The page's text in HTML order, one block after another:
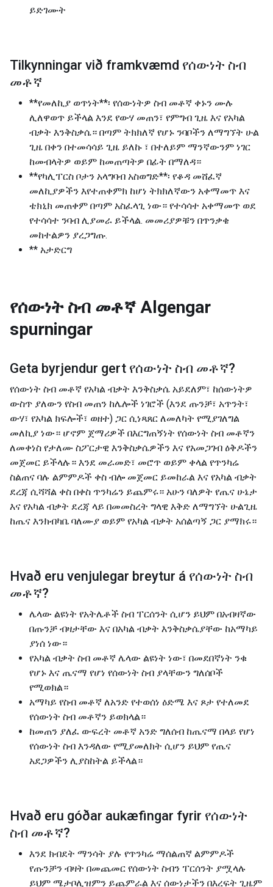
ይድገሙት
Tilkynningar við framkvæmd የሰውነት ስብ
መቶኛ
**የመለኪያ ወጥነት**፡ የሰውነትዎ ስብ መቶኛ ቀኑን ሙሉ
ሊለዋወጥ ይችላል እንደ የውሃ መጠን፣ የምግብ ጊዜ እና የአካል
ብቃት እንቅስቃሴ። በጣም ትክክለኛ የሆኑ ንባቦችን ለማግኘት ሁል
ጊዜ በቀን በተመሳሳይ ጊዜ ይለኩ ፣ በተለይም ማንኛውንም ነገር
ከመብላትዎ ወይም ከመጠጣትዎ በፊት በማለዳ።
**የካሊፐርስ ቦታን አላግባብ አስወግድ**፡ የቆዳ መሸፈኛ
መለኪያዎችን እየተጠቀምክ ከሆነ ትክክለኛውን አቀማመጥ እና
ቴክኒክ መጠቀም በጣም አስፈላጊ ነው። የተሳሳተ አቀማመጥ ወደ
የተሳሳተ ንባብ ሊያመራ ይችላል. መመሪያዎቹን በጥንቃቄ
መከተልዎን ያረጋግጡ.
** አታድርግ
የሰውነት ስብ መቶኛ Algengar
spurningar
Geta byrjendur gert የሰውነት ስብ መቶኛ?
የሰውነት ስብ መቶኛ የአካል ብቃት እንቅስቃሴ አይደለም፣ ከሰውነትዎ
ውስጥ ያለውን የስብ መጠን ከሌሎች ነገሮች (እንደ ጡንቻ፣ አጥንት፣
ውሃ፣ የአካል ክፍሎች፣ ወዘተ) ጋር ሲነጻጸር ለመለካት የሚያገለግል
መለኪያ ነው። ሆኖም ጀማሪዎች በእርግጠኝነት የሰውነት ስብ መቶኛን
ለመቀነስ የታለሙ ስፖርታዊ እንቅስቃሴዎችን እና የአመጋገብ ዕቅዶችን
መጀመር ይችላሉ። እንደ መራመድ፣ መሮጥ ወይም ቀላል የጥንካሬ
ስልጠና ባሉ ልምምዶች ቀስ ብሎ መጀመር ይመከራል እና የአካል ብቃት
ደረጃ ሲሻሻል ቀስ በቀስ ጥንካሬን ይጨምሩ። አሁን ባለዎት የጤና ሁኔታ
እና የአካል ብቃት ደረጃ ላይ በመመስረት ግላዊ እቅድ ለማግኘት ሁልጊዜ
ከጤና እንክብካቤ ባለሙያ ወይም የአካል ብቃት አሰልጣኝ ጋር ያማክሩ።
Hvað eru venjulegar breytur á የሰውነት ስብ
መቶኛ?
ሌላው ልዩነት የአትሌቶች ስብ ፐርሰንት ሲሆን ይህም በአብዛኛው
በጡንቻ ብዛታቸው እና በአካል ብቃት እንቅስቃሴያቸው ከአማካይ
ያነሰ ነው።
የአካል ብቃት ስብ መቶኛ ሌላው ልዩነት ነው፣ በመደበኛነት ንቁ
የሆኑ እና ጤናማ የሆነ የሰውነት ስብ ያላቸውን ግለሰቦች
የሚወክል።
አማካይ የስብ መቶኛ ለአንድ የተወሰነ ዕድሜ እና ጾታ የተለመደ
የሰውነት ስብ መቶኛን ይወክላል።
ከመጠን ያለፈ ውፍረት መቶኛ አንድ ግለሰብ ከጤናማ በላይ የሆነ
የሰውነት ስብ እንዳለው የሚያመለክት ሲሆን ይህም የጤና
አደጋዎችን ሊያስከትል ይችላል።
Hvað eru góðar aukæfingar fyrir የሰውነት
ስብ መቶኛ?
እንደ ክብደት ማንሳት ያሉ የጥንካሬ ማሰልጠኛ ልምምዶች
የጡንቻን ብዛት በመጨመር የሰውነት ስብን ፐርሰንት ያሟላሉ
ይህም ሜታቦሊዝምን ይጨምራል እና ሰውነታችን በእረፍት ጊዜም